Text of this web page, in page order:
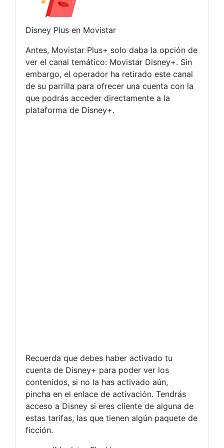
Disney Plus en Movistar
Antes, Movistar Plus+ solo daba la opción de
ver el canal temático: Movistar Disney+. Sin
embargo, el operador ha retirado este canal
de su parrilla para ofrecer una cuenta con la
que podrás acceder directamente a la
plataforma de Disney+.
Recuerda que debes haber activado tu
cuenta de Disney+ para poder ver los
contenidos, si no la has activado aún,
pincha en el enlace de activación. Tendrás
acceso a Disney si eres cliente de alguna de
estas tarifas, las que tienen algún paquete de
ficción.